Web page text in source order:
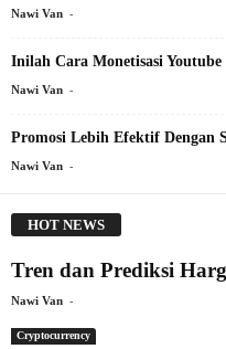
Nawi Van -
Inilah Cara Monetisasi
Nawi Van -
Promosi Lebih Efektif Dengan
Nawi Van -
HOT NEWS
Tren dan Prediksi
Nawi Van -
Cryptocurrency